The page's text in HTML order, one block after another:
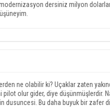
modernizasyon dersiniz milyon
ne olabilir ki? Uçaklar zaten
pilot olur gider, diye
Bu daha buyuk bir zafer